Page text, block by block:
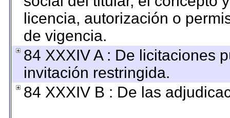
licencia, autorización o
de vigencia.
84 XXXIV A : De licitaciones
invitación restringida.
84 XXXIV B : De las